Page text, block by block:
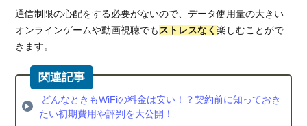
⑤い
つで
も解
ポー
トあ
り
通信制限の心配をする必要がないので、データ使用量の大きい
オンラインゲームや動画視聴でもストレスなく楽しむことがで
きます。
どんなときもWiFi の料金は安い！？契約前に知っておき
たい初期費用や評判を大公開！